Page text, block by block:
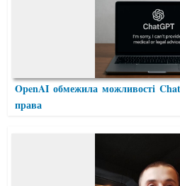
OpenAI обмежила можливості
права